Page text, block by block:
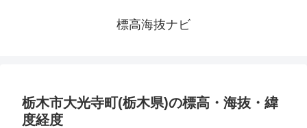
標高海抜ナビ
栃木市大光寺町(栃木県)の標高・海抜・緯
度経度